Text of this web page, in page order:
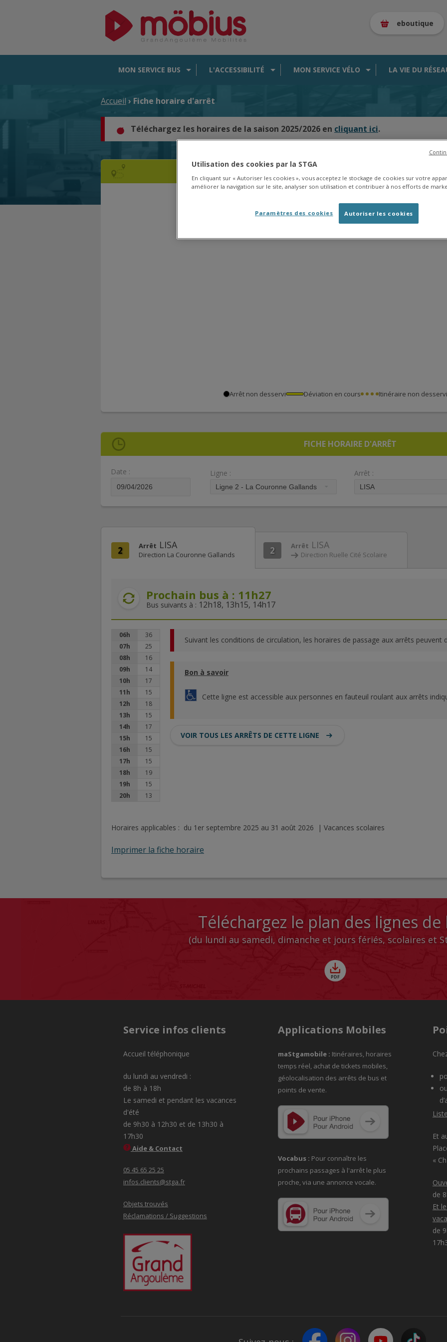
eboutique
MON SERVICE BUS L'ACCESSIBILITÉ MON SERVICE VÉLO LA VIE DU
Accueil › Fiche horaire d'arrêt
Téléchargez les horaires de la saison 2025/2026 en cliquant ici.
Arrêt non desservi Déviation en cours Itinéraire non desservi
FICHE HORAIRE D'ARRÊT
Date : Ligne : Arrêt :
2 Arrêt LISA
Direction La Couronne Gallands 2 Arrêt LISA
Direction Ruelle Cité Scolaire
Prochain bus à : 11h27
Bus suivants à : 12h18, 13h15, 14h17
06h
36
07h
25
08h
16
09h
14
10h
17
11h
15
12h
18
13h
15
14h
17
15h
15
16h
15
17h
15
18h
19
19h
15
20h
13
Suivant les conditions de circulation, les horaires de passage aux arrêts peuvent
Bon à savoir
Cette ligne est accessible aux personnes en fauteuil roulant aux arrêts
VOIR TOUS LES ARRÊTS DE CETTE LIGNE
Horaires applicables : du 1er septembre 2025 au 31 août 2026 | Vacances scolaires
Imprimer la fiche horaire
Téléchargez le plan des lignes de
(du lundi au samedi, dimanche et jours fériés, scolaires et
Service infos clients
Accueil téléphonique
du lundi au vendredi :
de 8h à 18h
Le samedi et pendant les vacances
d'été
de 9h30 à 12h30 et de 13h30 à
17h30
Aide & Contact
05 45 65 25 25
infos.clients@stga.fr
Objets trouvés
Réclamations / Suggestions
Applications Mobiles
maStgamobile : Itinéraires, horaires
temps réel, achat de tickets mobiles,
géolocalisation des arrêts de bus et
points de vente.
Vocabus : Pour connaître les
prochains passages à l'arrêt le plus
proche, via une annonce vocale.
Et
«
de
Et
de
Utilisation des cookies par la STGA
En cliquant sur « Autoriser les cookies », vous acceptez le stockage de cookies sur votre
améliorer la navigation sur le site, analyser son utilisation et contribuer à nos efforts de
Autoriser les cookies
Paramètres des cookies